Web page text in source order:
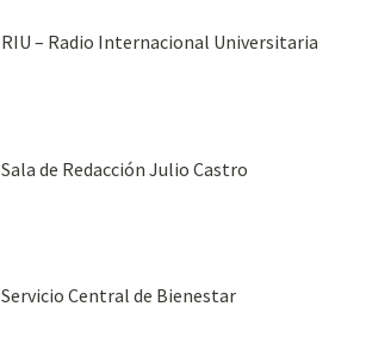
RIU – Radio Internacional Universitaria
Sala de Redacción Julio Castro
Servicio Central de Bienestar